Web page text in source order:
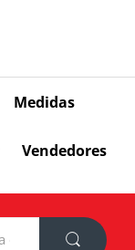
Medidas
Vendedores